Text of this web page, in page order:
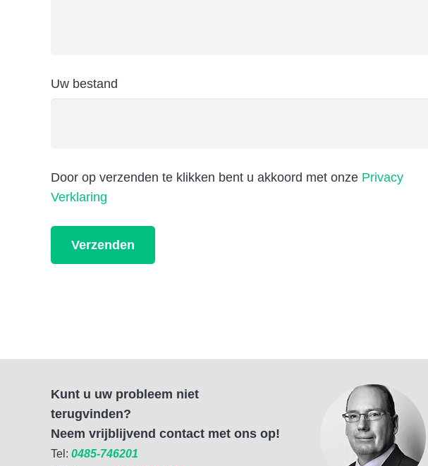
Uw bestand
Door op verzenden te klikken bent u akkoord met onze Privacy
Verklaring
Kunt u uw probleem niet
terugvinden?
Neem vrijblijvend contact met ons op!
Tel: 0485-746201